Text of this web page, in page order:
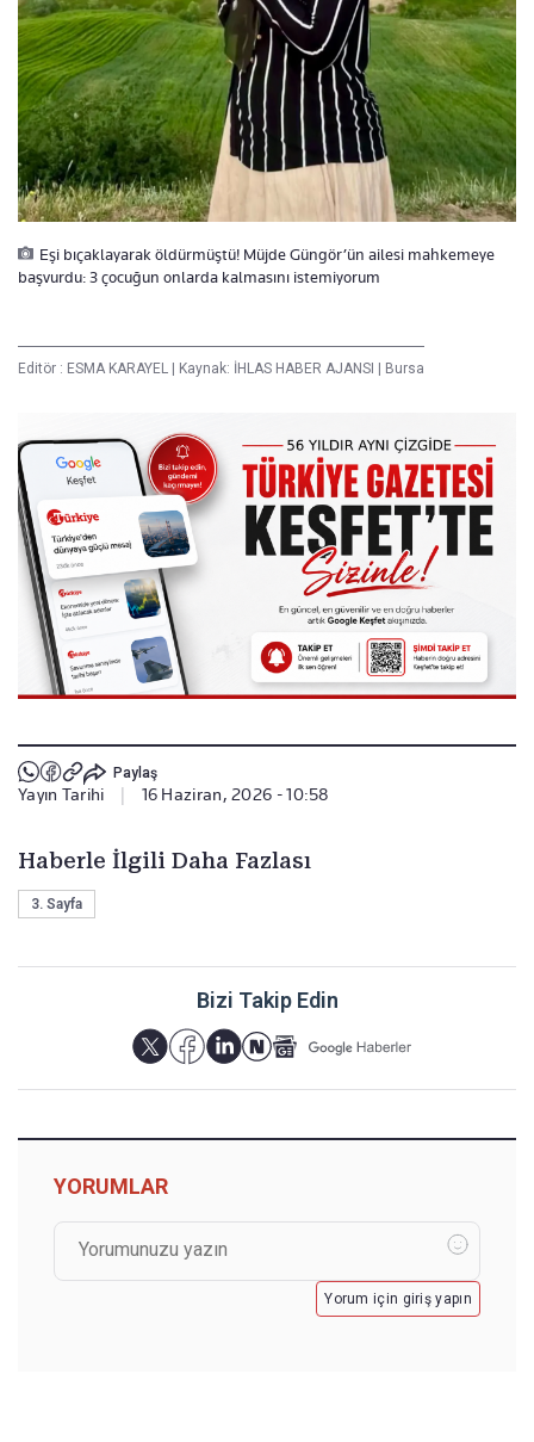
Eşi bıçaklayarak öldürmüştü! Müjde Güngör’ün ailesi mahkemeye
başvurdu: 3 çocuğun onlarda kalmasını istemiyorum
Editör : ESMA KARAYEL Kaynak: İHLAS HABER AJANSI Bursa
Paylaş
Yayın Tarihi 16 Haziran, 2026 - 10:58
Haberle İlgili Daha Fazlası
3. Sayfa
Bizi Takip Edin
YORUMLAR
Yorum için giriş yapın